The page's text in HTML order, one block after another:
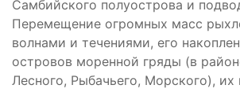
Самбийского полуострова и
Перемещение огромных масс
волнами и течениями, его
островов моренной гряды (в
Лесного, Рыбачьего, Морского), их